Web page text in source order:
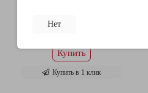
Нет
159.20 ₽
Купить
Купить в 1 клик